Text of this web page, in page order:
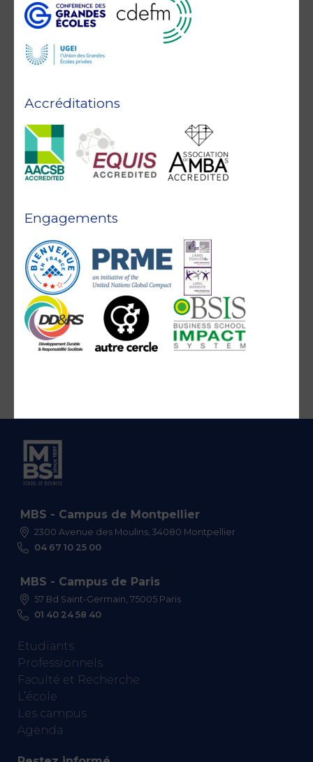
Accréditations
Engagements
MBS - Campus de Montpellier
2300 Avenue des Moulins, 34080 Montpellier
04 67 10 25 00
MBS - Campus de Paris
57 Bd Saint-Germain, 75005 Paris
01 40 24 58 40
Etudiants
Professionnels
Faculté et Recherche
L’école
Les campus
Agenda